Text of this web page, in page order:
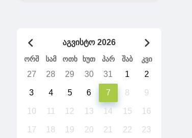
აგვისტო 2026
ორშ სამ ოთხ ხუთ პარ შაბ კვი
27 28 29 30 31 1 2
3 4 5 6 7 8 9
10 11 12 13 14 15 16
17 18 19 20 21 22 23